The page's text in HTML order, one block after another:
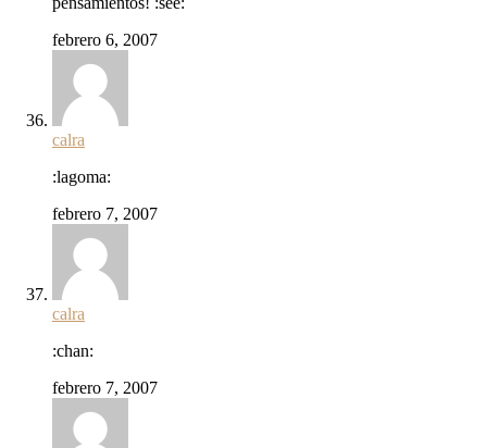
febrero 6, 2007
calra
:lagoma:
febrero 7, 2007
calra
:chan:
febrero 7, 2007